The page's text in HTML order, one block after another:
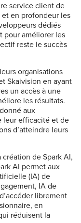
service client de
en profondeur les
dédiés
pour améliorer les
reste le succès
organisations
Skaivision en ayant
un accès à une
les résultats.
aux
leur efficacité et de
d’atteindre leurs
création de Spark AI,
AI permet aux
(IA) de
IA de
librement
en
réduisent la